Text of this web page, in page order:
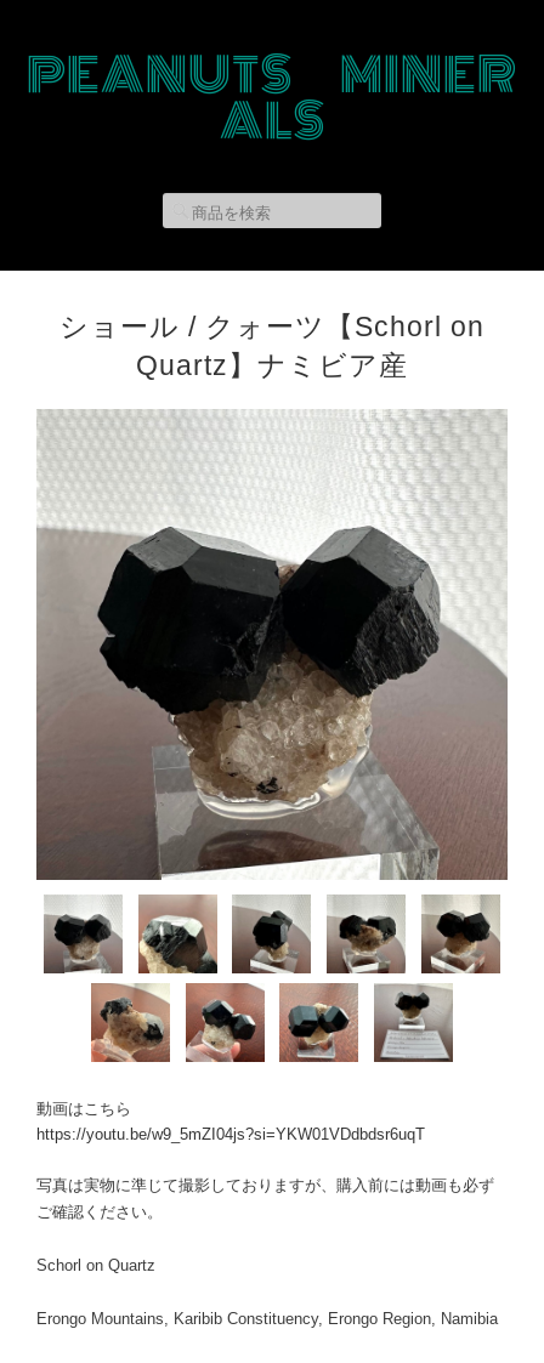
PEANUTS MINER
ALS
ショール / クォーツ【Schorl on
Quartz】ナミビア産
動画はこちら
https://youtu.be/w9_5mZI04js?si=YKW01VDdbdsr6uqT
写真は実物に準じて撮影しておりますが、購入前には動画も必ず
ご確認ください。
Schorl on Quartz
Erongo Mountains, Karibib Constituency, Erongo Region, Namibia